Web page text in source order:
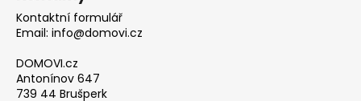
Kontaktní formulář
Email: info@domovi.cz
DOMOVI.cz
Antonínov 647
739 44 Brušperk